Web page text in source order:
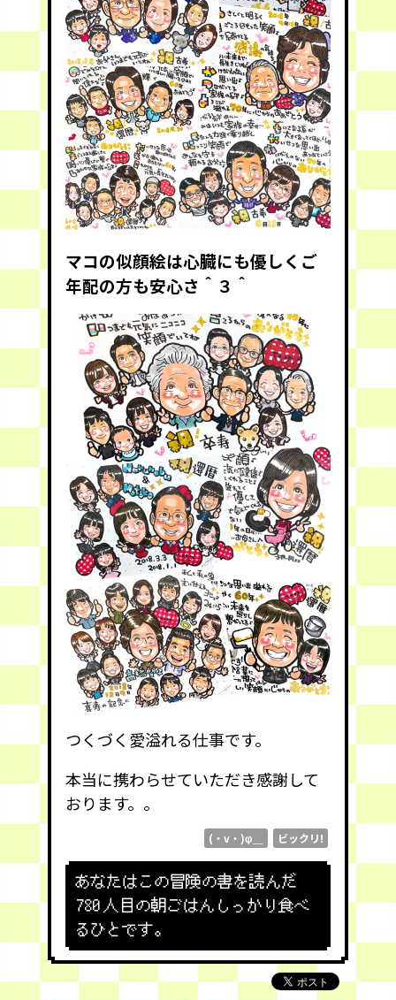
マコの似顔絵は心臓にも優しくご
年配の方も安心さ＾３＾
つくづく愛溢れる仕事です。
本当に携わらせていただき感謝して
おります。。
(・v・)φ＿ ビックリ!
あなたはこの冒険の書を読んだ
780 人目の朝ごはんしっかり食べ
るひとです。